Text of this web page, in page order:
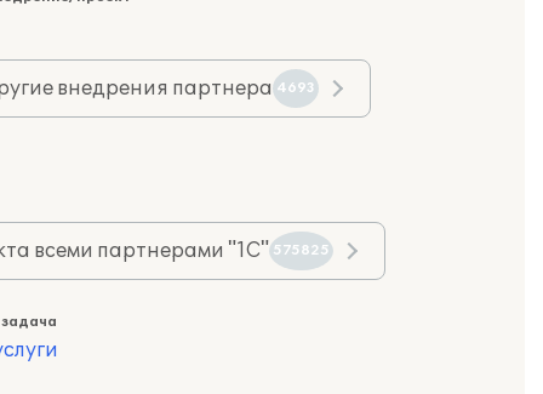
внедрения партнера 4693
всеми партнерами "1С" 575825